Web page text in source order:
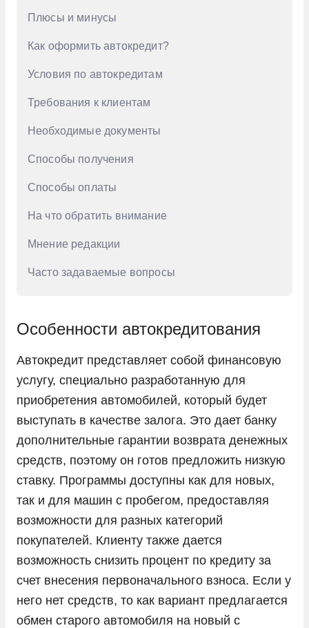
GAC
Geely
Genesis
Haval
Jac
Jaecoo
Kaiyi
Lexus
Lifan
Livan
LiXiang
Mazda
Mini
Mitsubishi
Nissan
Opel
Плюсы и минусы
Как оформить автокредит?
Условия по автокредитам
Требования к клиентам
Необходимые документы
Способы получения
Способы оплаты
На что обратить внимание
Мнение редакции
Часто задаваемые вопросы
Особенности автокредитования
Автокредит представляет собой финансовую
услугу, специально разработанную для
приобретения автомобилей, который будет
выступать в качестве залога. Это дает банку
дополнительные гарантии возврата денежных
средств, поэтому он готов предложить низкую
ставку. Программы доступны как для новых,
так и для машин с пробегом, предоставляя
возможности для разных категорий
покупателей. Клиенту также дается
возможность снизить процент по кредиту за
счет внесения первоначального взноса. Если у
него нет средств, то как вариант предлагается
обмен старого автомобиля на новый с